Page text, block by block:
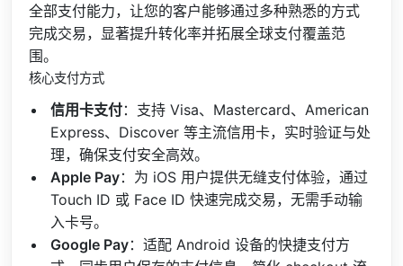
全部支付能力，让您的客户能够通过多种熟悉的方式
完成交易，显著提升转化率并拓展全球支付覆盖范
围。
核心支付方式
信用卡支付：支持 Visa、Mastercard、American
Express、Discover 等主流信用卡，实时验证与处
理，确保支付安全高效。
Apple Pay：为 iOS 用户提供无缝支付体验，通过
Touch ID 或 Face ID 快速完成交易，无需手动输
入卡号。
Google Pay：适配 Android 设备的快捷支付方